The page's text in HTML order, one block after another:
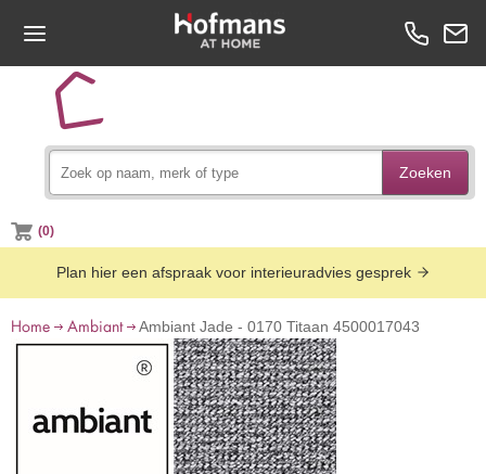
Zoeken
(0)
Plan hier een afspraak voor interieuradvies gesprek
Home Ambiant Ambiant Jade - 0170 Titaan 4500017043